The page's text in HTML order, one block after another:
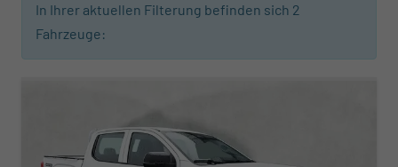
In Ihrer aktuellen Filterung befinden sich 2
Fahrzeuge: